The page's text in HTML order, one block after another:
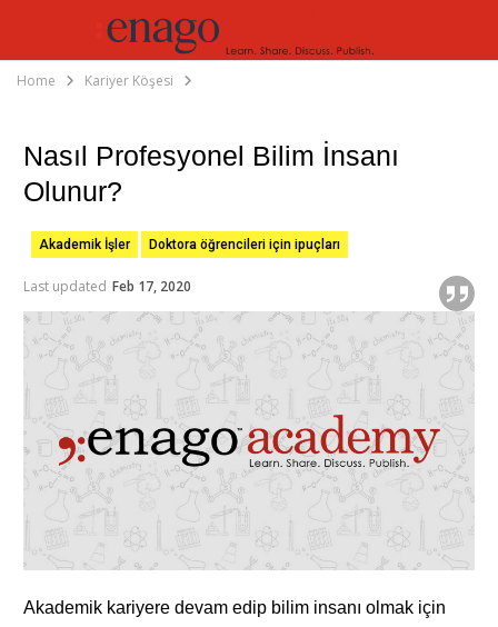
Home Kariyer Köşesi
Nasıl Profesyonel Bilim İnsanı
Olunur?
Akademik İşler Doktora öğrencileri için ipuçları
Last updated Feb 17, 2020
Akademik kariyere devam edip bilim insanı olmak için